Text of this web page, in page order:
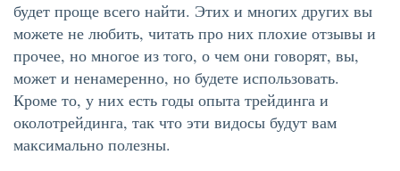
будет проще всего найти. Этих и многих других вы
можете не любить, читать про них плохие отзывы и
прочее, но многое из того, о чем они говорят, вы,
может и ненамеренно, но будете использовать.
Кроме то, у них есть годы опыта трейдинга и
околотрейдинга, так что эти видосы будут вам
максимально полезны.